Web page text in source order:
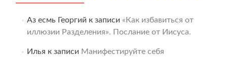
Аз есмь Георгий к записи «Как избавиться от
иллюзии Разделения». Послание от Иисуса.
Илья к записи Манифестируйте себя